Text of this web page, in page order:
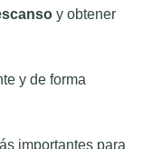
y obtener
y de forma
importantes para